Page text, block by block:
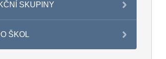
SKUPINY
ŠKOL